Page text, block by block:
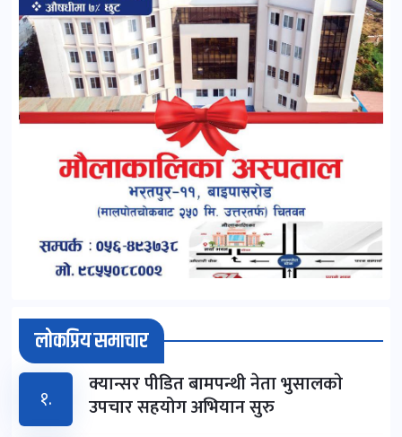
लोकप्रिय समाचार
१. क्यान्सर पीडित बामपन्थी नेता भुसालकाे
उपचार सहयोग अभियान सुरु